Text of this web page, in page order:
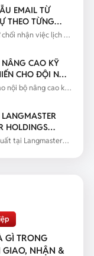
EMAIL TỪ
THEO TỪNG
nhận việc lịch sự
CAO KỸ
CHO ĐỘI NGŨ
nội bộ nâng cao kỹ
HOLDINGS
DỤNG AI
tại Langmaster
GÌ TRONG
GIAO, NHẬN &